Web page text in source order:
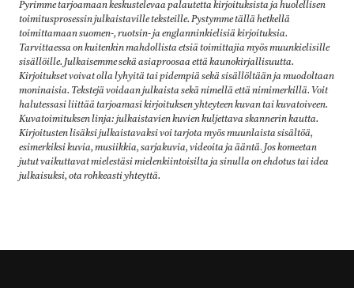
Pyrimme tarjoamaan keskustelevaa palautetta kirjoituksista ja huolellisen
toimitusprosessin julkaistaville teksteille. Pystymme tällä hetkellä
toimittamaan suomen-, ruotsin- ja englanninkielisiä kirjoituksia.
Tarvittaessa on kuitenkin mahdollista etsiä toimittajia myös muunkielisille
sisällöille. Julkaisemme sekä asiaproosaa että kaunokirjallisuutta.
Kirjoitukset voivat olla lyhyitä tai pidempiä sekä sisällöltään ja muodoltaan
moninaisia. Tekstejä voidaan julkaista sekä nimellä että nimimerkillä. Voit
halutessasi liittää tarjoamasi kirjoituksen yhteyteen kuvan tai kuvatoiveen.
Kuvatoimituksen linja: julkaistavien kuvien kuljettava skannerin kautta.
Kirjoitusten lisäksi julkaistavaksi voi tarjota myös muunlaista sisältöä,
esimerkiksi kuvia, musiikkia, sarjakuvia, videoita ja ääntä. Jos komeetan
jutut vaikuttavat mielestäsi mielenkiintoisilta ja sinulla on ehdotus tai idea
julkaisuksi, ota rohkeasti yhteyttä.